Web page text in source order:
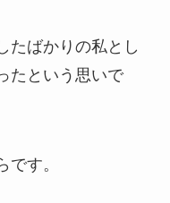
たばかりの私とし
たという思いで
す。